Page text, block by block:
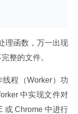
理函数，万一出现
整的文件。
程（Worker）功
中实现文件对
或 Chrome 中进行